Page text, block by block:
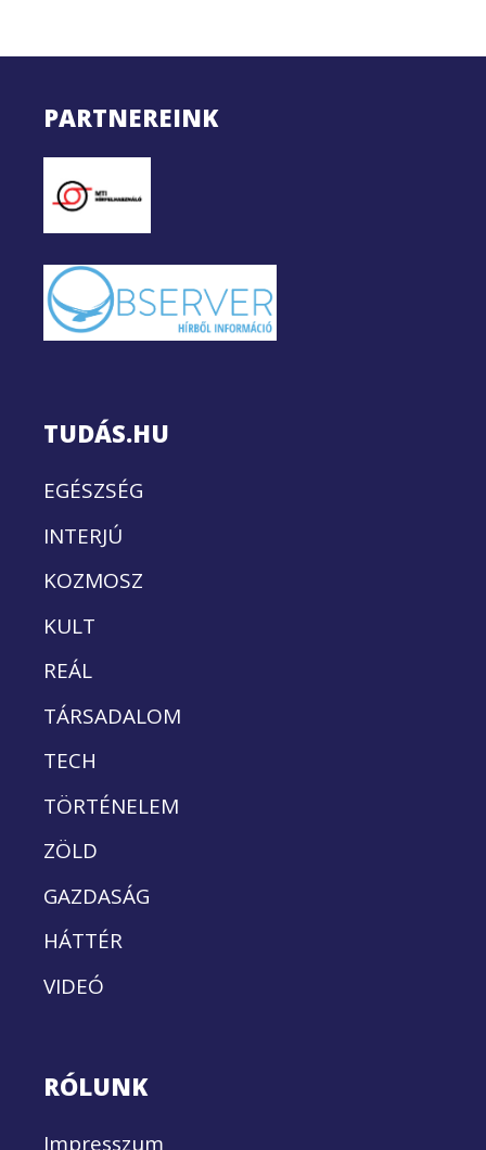
PARTNEREINK
TUDÁS.HU
EGÉSZSÉG
INTERJÚ
KOZMOSZ
KULT
REÁL
TÁRSADALOM
TECH
TÖRTÉNELEM
ZÖLD
GAZDASÁG
HÁTTÉR
VIDEÓ
RÓLUNK
Impresszum